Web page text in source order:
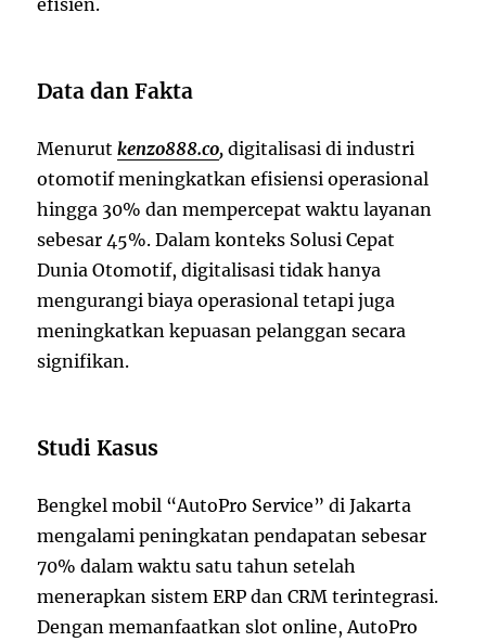
Data dan Fakta
Menurutkenzo888.co,digitalisasi di industri
otomotif meningkatkan efisiensi operasional
hingga 30% dan mempercepat waktu layanan
sebesar 45%. Dalam konteks Solusi Cepat
Dunia Otomotif, digitalisasi tidak hanya
mengurangi biaya operasional tetapi juga
meningkatkan kepuasan pelanggan secara
signifikan.
Studi Kasus
Bengkel mobil “AutoPro Service” di Jakarta
mengalami peningkatan pendapatan sebesar
70% dalam waktu satu tahun setelah
menerapkan sistem ERP dan CRM terintegrasi.
Dengan memanfaatkan slot online, AutoPro